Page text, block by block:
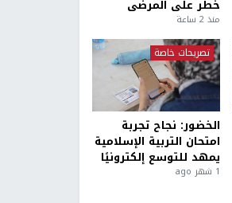
خطر على المرضى
منذ 2 ساعة
تصريحات خاصة
الخضور: نجاح تجربة
امتحان التربية الإسلامية
يمهد للتوسع إلكترونيًا
1 شهر ago